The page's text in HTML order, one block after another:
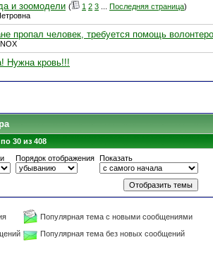
и зоомодели ( 1 2 3 Последняя страница)
пропал человек, требуется помощь
Нужна кровь!!!
30 из 408
Порядок отображения Показать
Популярная тема с новыми сообщениями
Популярная тема без новых сообщений